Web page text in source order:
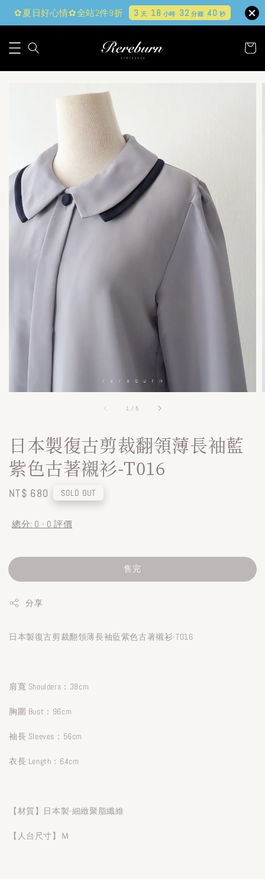
✿夏日好心情✿全站2件9折 3天 18 小時 32 分鐘 39 秒
1 /5
日本製復古剪裁翻領薄長袖藍
紫色古著襯衫-T016
Regular
NT$ 680 SOLD OUT
總分: 0 - 0 評價
售完
分享
日本製復古剪裁翻領薄長袖藍紫色古著襯衫-T016
肩寬 Shoulders：38cm
胸圍 Bust：96cm
袖長 Sleeves：56cm
衣長 Length：64cm
【材質】日本製-細緻聚脂纖維
【人台尺寸】Ｍ